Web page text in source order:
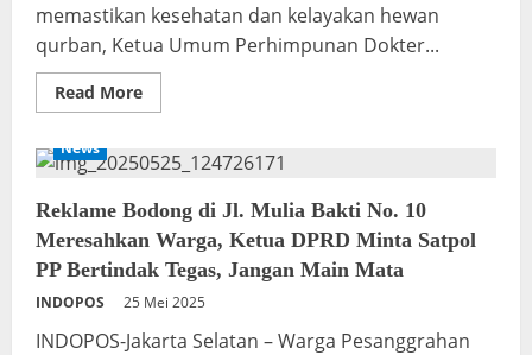
memastikan kesehatan dan kelayakan hewan
qurban, Ketua Umum Perhimpunan Dokter...
Read MoreRead
more
Umum
PDHI
Kandang
Mitra
Human
Initiative:
Pastikan
Qurban
dan
News
Reklame Bodong di Jl. Mulia Bakti No. 10
Meresahkan Warga, Ketua DPRD Minta Satpol
PP Bertindak Tegas, Jangan Main Mata
INDOPOS 25 Mei 2025
INDOPOS-Jakarta Selatan – Warga Pesanggrahan